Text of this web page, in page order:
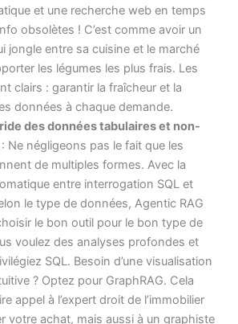
et une recherche web en temps
obsolètes ! C’est comme avoir un
jongle entre sa cuisine et le marché
les légumes les plus frais. Les
clairs : garantir la fraîcheur et la
données à chaque demande.
des données tabulaires et non-
Ne négligeons pas le fait que les
de multiples formes. Avec la
entre interrogation SQL et
le type de données, Agentic RAG
le bon outil pour le bon type de
voulez des analyses profondes et
SQL. Besoin d’une visualisation
? Optez pour GraphRAG. Cela
appel à l’expert droit de l’immobilier
votre achat, mais aussi à un graphiste